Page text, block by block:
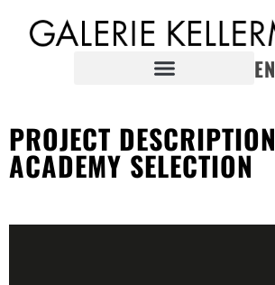
EN
PROJECT DESCRIPTION
ACADEMY SELECTION